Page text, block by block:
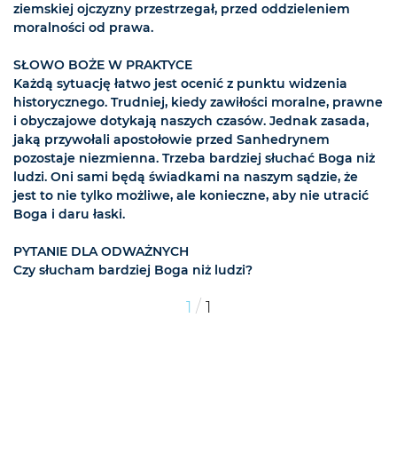
ziemskiej ojczyzny przestrzegał, przed oddzieleniem
moralności od prawa.
SŁOWO BOŻE W PRAKTYCE
Każdą sytuację łatwo jest ocenić z punktu widzenia
historycznego. Trudniej, kiedy zawiłości moralne, prawne
i obyczajowe dotykają naszych czasów. Jednak zasada,
jaką przywołali apostołowie przed Sanhedrynem
pozostaje niezmienna. Trzeba bardziej słuchać Boga niż
ludzi. Oni sami będą świadkami na naszym sądzie, że
jest to nie tylko możliwe, ale konieczne, aby nie utracić
Boga i daru łaski.
PYTANIE DLA ODWAŻNYCH
Czy słucham bardziej Boga niż ludzi?
1 / 1